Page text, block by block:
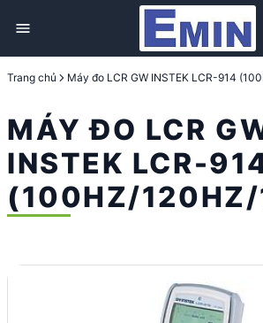
Trang chủ Máy đo LCR GW INSTEK LCR-914
MÁY ĐO LCR
INSTEK LCR-
(100HZ/120HZ/